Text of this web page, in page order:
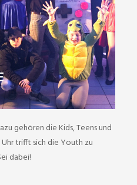
gehören die Kids, Teens und
trifft sich die Youth zu
dabei!